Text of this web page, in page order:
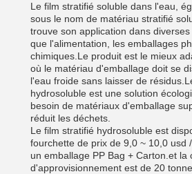
Le film stratifié soluble dans l'eau,
sous le nom de matériau stratifié
trouve son application dans
que l'alimentation, les emballages
chimiques.Le produit est le mieux
où le matériau d'emballage doit se
l'eau froide sans laisser de
hydrosoluble est une solution
besoin de matériaux d'emballage
réduit les déchets.
Le film stratifié hydrosoluble est
fourchette de prix de 9,0 ~ 10,0 usd
un emballage PP Bag + Carton.et la
d'approvisionnement est de 20